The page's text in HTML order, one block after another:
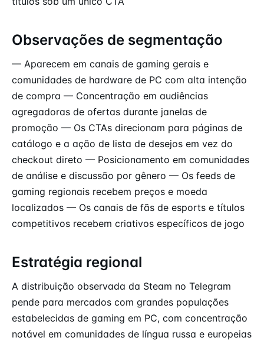
Observações de segmentação
— Aparecem em canais de gaming gerais e
comunidades de hardware de PC com alta intenção
de compra — Concentração em audiências
agregadoras de ofertas durante janelas de
promoção — Os CTAs direcionam para páginas de
catálogo e a ação de lista de desejos em vez do
checkout direto — Posicionamento em comunidades
de análise e discussão por gênero — Os feeds de
gaming regionais recebem preços e moeda
localizados — Os canais de fãs de esports e títulos
competitivos recebem criativos específicos de jogo
Estratégia regional
A distribuição observada da Steam no Telegram
pende para mercados com grandes populações
estabelecidas de gaming em PC, com concentração
notável em comunidades de língua russa e europeias